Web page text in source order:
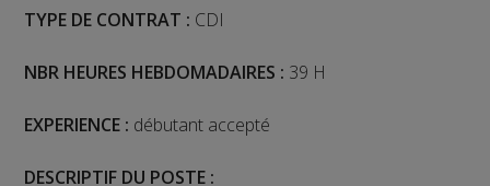
TYPE DE CONTRAT : CDI
NBR HEURES HEBDOMADAIRES : 39 H
EXPERIENCE : débutant accepté
DESCRIPTIF DU POSTE :